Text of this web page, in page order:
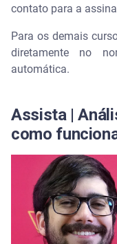
contato para a
Para os demais
diretamente no
automática.
Assista |
como